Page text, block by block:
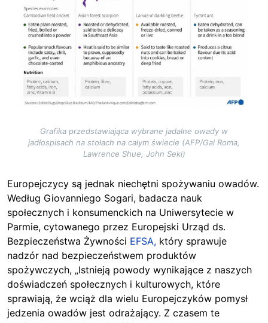
Grafika przedstawiająca wybrane jadalne owady w
jadłospisach na stołach na całym świecie (AFP/Gal Roma,
Lawrence Shue, John Seki)
Europejczycy są jednak niechętni spożywaniu owadów.
Według Giovanniego Sogari, badacza nauk
społecznych i konsumenckich na Uniwersytecie w
Parmie, cytowanego przez Europejski Urząd ds.
Bezpieczeństwa Żywności EFSA, który sprawuje
nadzór nad bezpieczeństwem produktów
spożywczych, „Istnieją powody wynikające z naszych
doświadczeń społecznych i kulturowych, które
sprawiają, że wciąż dla wielu Europejczyków pomysł
jedzenia owadów jest odrażający. Z czasem te